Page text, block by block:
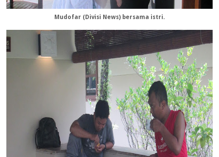
Mudofar (Divisi News) bersama istri.